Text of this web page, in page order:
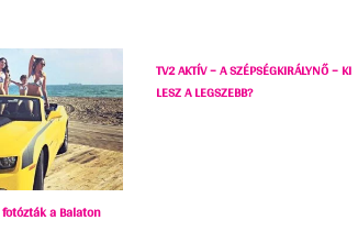
a Balaton
TV2 AKTÍV – A SZÉPSÉGKIRÁLYNŐ – KI
LESZ A LEGSZEBB?